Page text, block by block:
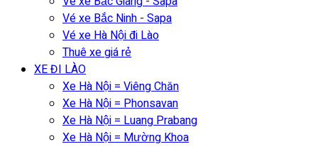
Vé xe Bắc Ninh - Sapa
Vé xe Hà Nội đi Lào
Thuê xe giá rẻ
XE ĐI LÀO
Xe Hà Nội = Viêng Chăn
Xe Hà Nội = Phonsavan
Xe Hà Nội = Luang Prabang
Xe Hà Nội = Mường Khoa